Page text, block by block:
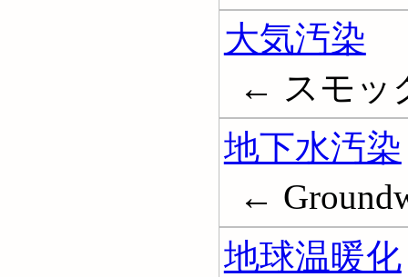
大気汚染
← スモッ
地下水汚染
←
地球温暖化